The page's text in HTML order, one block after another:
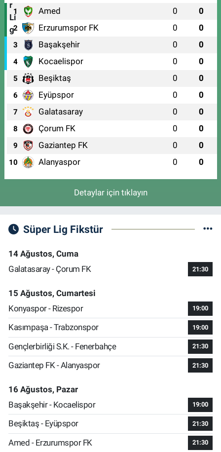
1 Amed 0 0
2 Erzurumspor FK 0 0
3 Başakşehir 0 0
4 Kocaelispor 0 0
5 Beşiktaş 0 0
6 Eyüpspor 0 0
7 Galatasaray 0 0
8 Çorum FK 0 0
9 Gaziantep FK 0 0
10 Alanyaspor 0 0
Detaylar için tıklayın
Süper Lig Fikstür
14 Ağustos, Cuma
Galatasaray - Çorum FK
21:30
15 Ağustos, Cumartesi
Konyaspor - Rizespor
19:00
Kasımpaşa - Trabzonspor 19:00
Gençlerbirliği S.K. - Fenerbahçe 21:30
Gaziantep FK - Alanyaspor 21:30
16 Ağustos, Pazar
Başakşehir - Kocaelispor
19:00
Beşiktaş - Eyüpspor 21:30
Amed - Erzurumspor FK 21:30